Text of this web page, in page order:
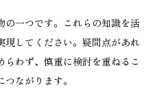
の一つです。これらの知識を活
現してください。疑問点があれ
わず、慎重に検討を重ねるこ
ながります。